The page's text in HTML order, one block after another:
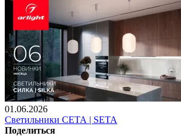
01.06.2026
Светильники СЕТА | SETA
Поделиться